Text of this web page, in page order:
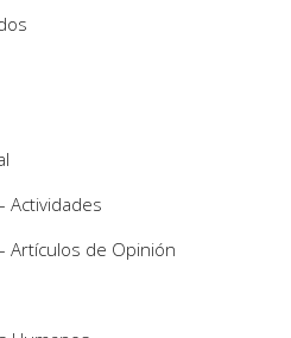
Actividades
Artículos de Opinión